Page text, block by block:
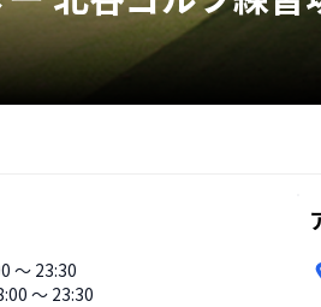
〜 23:30
〜 23:30